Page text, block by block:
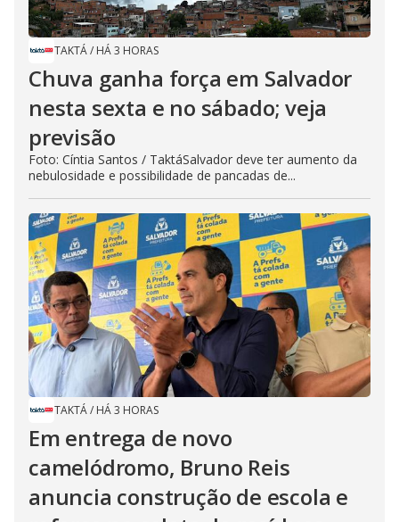
TAKTÁ/ HÁ 3 HORAS
Chuva ganha força em Salvador
nesta sexta e no sábado; veja
previsão
Foto: Cíntia Santos / TaktáSalvador deve ter aumento da
nebulosidade e possibilidade de pancadas de...
TAKTÁ/ HÁ 3 HORAS
Em entrega de novo
camelódromo, Bruno Reis
anuncia construção de escola e